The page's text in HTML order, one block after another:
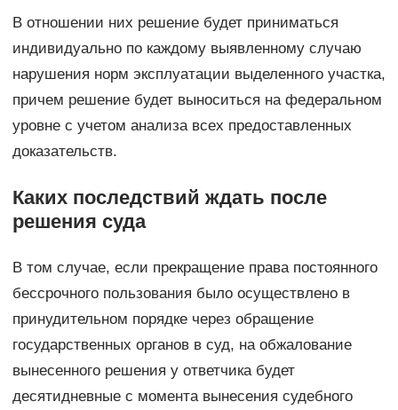
В отношении них решение будет приниматься
индивидуально по каждому выявленному случаю
нарушения норм эксплуатации выделенного участка,
причем решение будет выноситься на федеральном
уровне с учетом анализа всех предоставленных
доказательств.
Каких последствий ждать после
решения суда
В том случае, если прекращение права постоянного
бессрочного пользования было осуществлено в
принудительном порядке через обращение
государственных органов в суд, на обжалование
вынесенного решения у ответчика будет
десятидневные с момента вынесения судебного